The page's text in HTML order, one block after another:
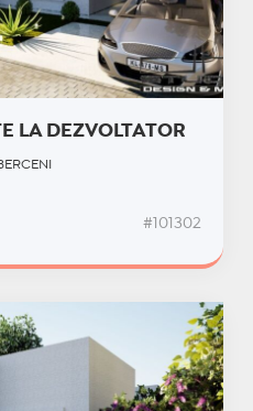
LA DEZVOLTATOR
#101302